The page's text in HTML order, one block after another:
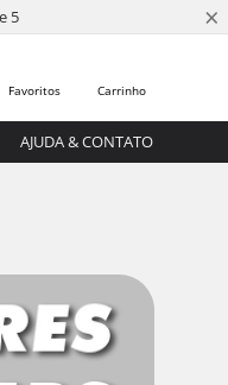
5 ×
Carrinho
Favoritos
AJUDA & CONTATO